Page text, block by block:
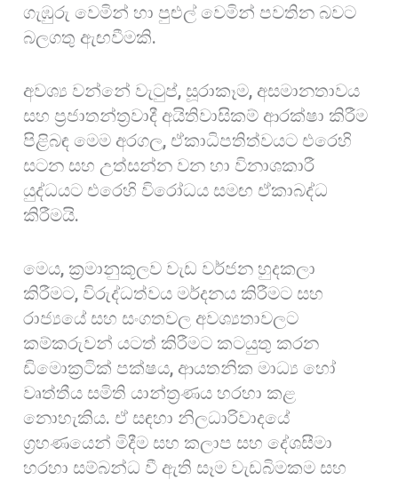
ගැඹුරු වෙමින් හා පුළුල් වෙමින් පවතින බවට
බලගතු ඇඟවීමකි.
අවශ්‍ය වන්නේ වැටුප්, සූරාකෑම, අසමානතාවය
සහ ප්‍රජාතන්ත්‍රවාදී අයිතිවාසිකම් ආරක්ෂා කිරීම
පිළිබඳ මෙම අරගල, ඒකාධිපතිත්වයට එරෙහි
සටන සහ උත්සන්න වන හා විනාශකාරී
යුද්ධයට එරෙහි විරෝධය සමඟ ඒකාබද්ධ
කිරීමයි.
මෙය, ක්‍රමානුකූලව වැඩ වර්ජන හුදකලා
කිරීමට, විරුද්ධත්වය මර්දනය කිරීමට සහ
රාජ්‍යයේ සහ සංගතවල අවශ්‍යතාවලට
කම්කරුවන් යටත් කිරීමට කටයුතු කරන
ඩිමොක්‍රටික් පක්ෂය, ආයතනික මාධ්‍ය හෝ
වෘත්තීය සමිති යාන්ත්‍රණය හරහා කළ
නොහැකිය. ඒ සඳහා නිලධාරිවාදයේ
ග්‍රහණයෙන් මිදීම සහ කලාප සහ දේශසීමා
හරහා සම්බන්ධ වී ඇති සෑම වැඩබිමකම සහ